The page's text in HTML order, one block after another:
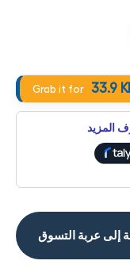
Grab it for 33.9
المزيد
إلى عربة التسوق